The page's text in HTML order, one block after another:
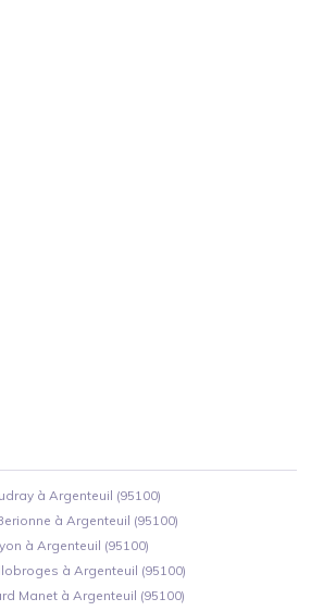
à Argenteuil (95100)
à Argenteuil (95100)
à Argenteuil (95100)
à Argenteuil (95100)
Manet à Argenteuil (95100)